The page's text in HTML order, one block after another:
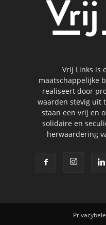
Vrij Links is
maatschappelijke
realiseert door
waarden stevig uit
staan een vrij en
solidaire en
herwaardering